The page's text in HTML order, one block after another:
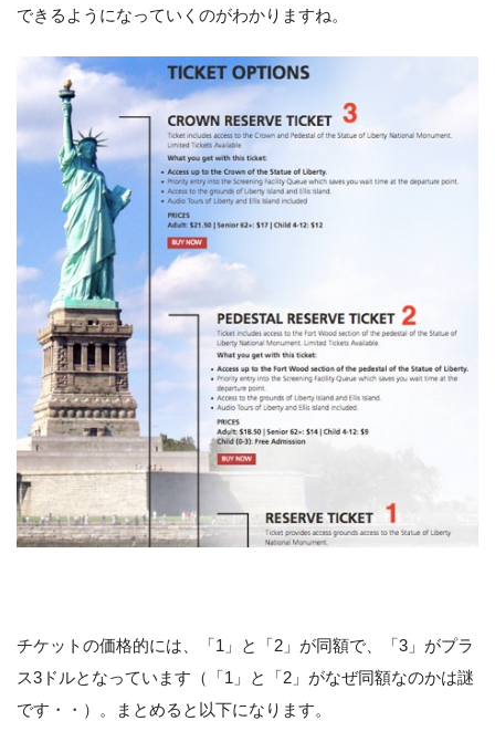
できるようになっていくのがわかりますね。
チケットの価格的には、「1」と「2」が同額で、「3」がプラ
ス3ドルとなっています（「1」と「2」がなぜ同額なのかは謎
です・・）。まとめると以下になります。